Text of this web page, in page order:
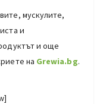
мускулите,
и
и още
на Grewia.bg.